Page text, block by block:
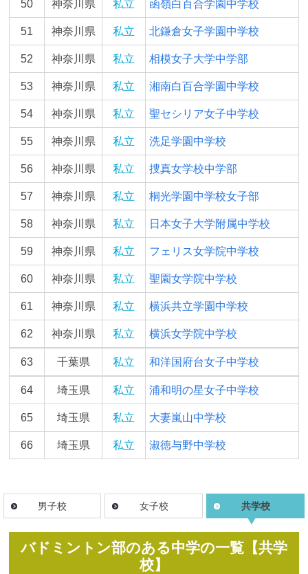
50 神奈川県 私立 函嶺白百合学園中学校
51 神奈川県 私立 北鎌倉女子学園中学校
52 神奈川県 私立 相模女子大学中学部
53 神奈川県 私立 湘南白百合学園中学校
54 神奈川県 私立 聖セシリア女子中学校
55 神奈川県 私立 洗足学園中学校
56 神奈川県 私立 捜真女学校中学部
57 神奈川県 私立 桐光学園中学校女子部
58 神奈川県 私立 日本女子大学附属中学校
59 神奈川県 私立 フェリス女学院中学校
60 神奈川県 私立 聖園女学院中学校
61 神奈川県 私立 横浜共立学園中学校
62 神奈川県 私立 横浜女学院中学校
63 千葉県 私立 和洋国府台女子中学校
64 埼玉県 私立 浦和明の星女子中学校
65 埼玉県 私立 大妻嵐山中学校
66 埼玉県 私立 淑徳与野中学校
男子校 女子校 共学校
バドミントン部のある中学の一覧【共学
校】